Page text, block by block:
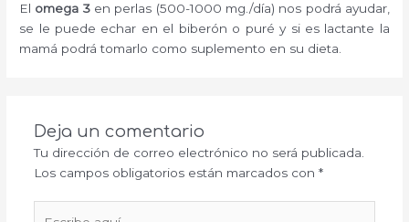
El omega 3en perlas (500-1000 mg./día) nos podrá ayudar,
se le puede echar en el biberón o puré y si es lactante la
mamá podrá tomarlo como suplemento en su dieta.
Deja un comentario
Tu dirección de correo electrónico no será publicada.
Los campos obligatorios están marcados con *